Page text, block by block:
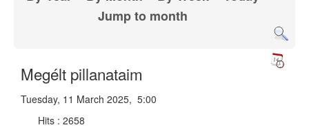
Jump to month
Megélt pillanataim
Tuesday, 11 March 2025, 5:00
Hits : 2658